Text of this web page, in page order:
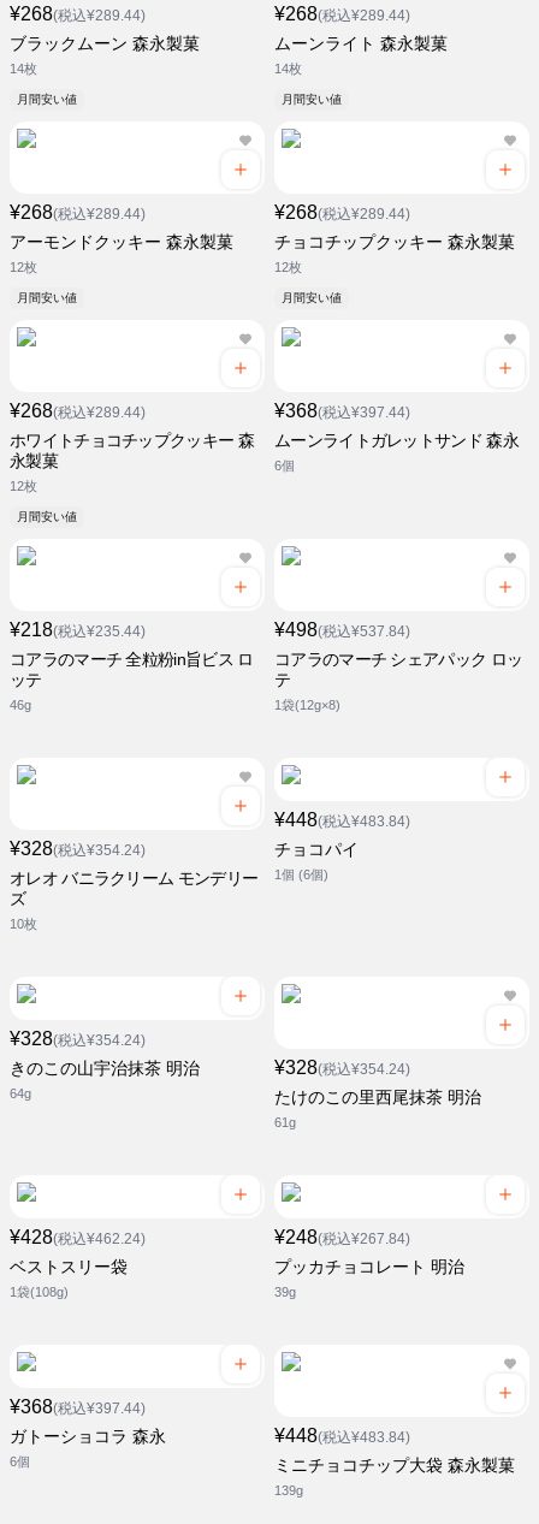
¥268(税込¥289.44)
ブラックムーン 森永製菓
14枚
月間安い値
¥268(税込¥289.44)
ムーンライト 森永製菓
14枚
月間安い値
¥268(税込¥289.44)
アーモンドクッキー 森永製菓
12枚
月間安い値
¥268(税込¥289.44)
チョコチップクッキー 森永製菓
12枚
月間安い値
¥268(税込¥289.44)
ホワイトチョコチップクッキー 森
永製菓
12枚
月間安い値
¥368(税込¥397.44)
ムーンライトガレットサンド 森永
6個
¥218(税込¥235.44)
コアラのマーチ 全粒粉in旨ビス ロ
ッテ
46g
¥498(税込¥537.84)
コアラのマーチ シェアパック ロッ
テ
1袋(12g×8)
¥328(税込¥354.24)
オレオ バニラクリーム モンデリー
ズ
10枚
¥448(税込¥483.84)
チョコパイ
1個 (6個)
¥328(税込¥354.24)
きのこの山宇治抹茶 明治
64g
¥328(税込¥354.24)
たけのこの里西尾抹茶 明治
61g
¥428(税込¥462.24)
ベストスリー袋
1袋(108g)
¥248(税込¥267.84)
プッカチョコレート 明治
39g
¥368(税込¥397.44)
ガトーショコラ 森永
6個
¥448(税込¥483.84)
ミニチョコチップ大袋 森永製菓
139g